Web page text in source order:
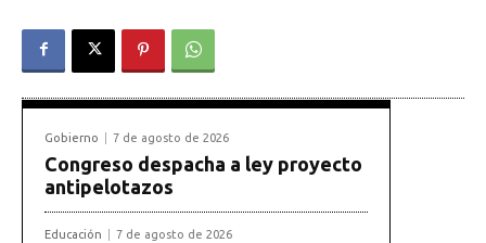
Gobierno 7 de agosto de 2026
Congreso despacha a ley proyecto
antipelotazos
Educación 7 de agosto de 2026